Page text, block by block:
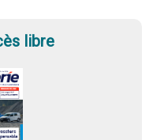
libre